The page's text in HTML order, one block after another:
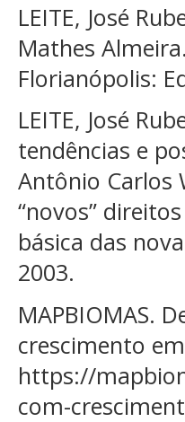
LEITE, José
Mathes
Florianópolis:
LEITE, José
tendências e
Antônio Carlos
“novos”
básica das
2003.
MAPBIOMAS.
crescimento
https://
com-